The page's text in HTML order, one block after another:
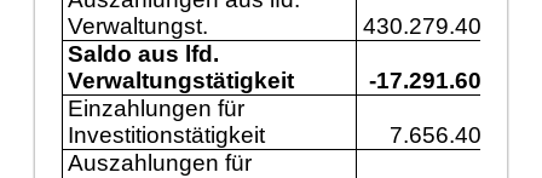
Verwaltungst.
430.279.400
Saldo aus lfd.
Verwaltungstätigkeit
-17.291.600
Einzahlungen für
Investitionstätigkeit
7.656.400
Auszahlungen für